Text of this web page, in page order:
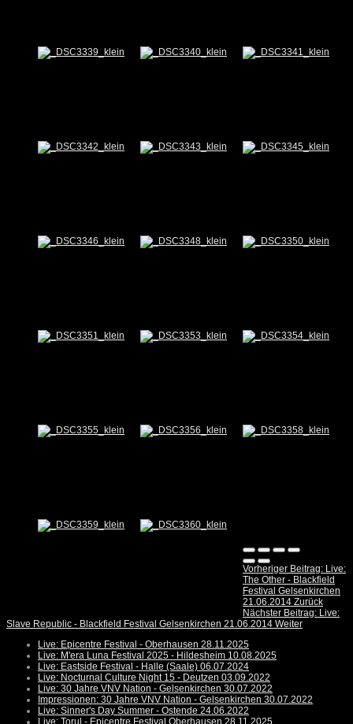
Vorheriger Beitrag: Live:
The Other - Blackfield
Festival Gelsenkirchen
21.06.2014 Zurück
Nächster Beitrag: Live:
Slave Republic - Blackfield Festival Gelsenkirchen 21.06.2014 Weiter
Live: Epicentre Festival - Oberhausen 28.11.2025
Live: M'era Luna Festival 2025 - Hildesheim 10.08.2025
Live: Eastside Festival - Halle (Saale) 06.07.2024
Live: Nocturnal Culture Night 15 - Deutzen 03.09.2022
Live: 30 Jahre VNV Nation - Gelsenkirchen 30.07.2022
Impressionen: 30 Jahre VNV Nation - Gelsenkirchen 30.07.2022
Live: Sinner's Day Summer - Ostende 24.06.2022